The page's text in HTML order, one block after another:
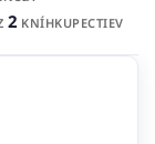
2 KNÍHKUPECTIEV